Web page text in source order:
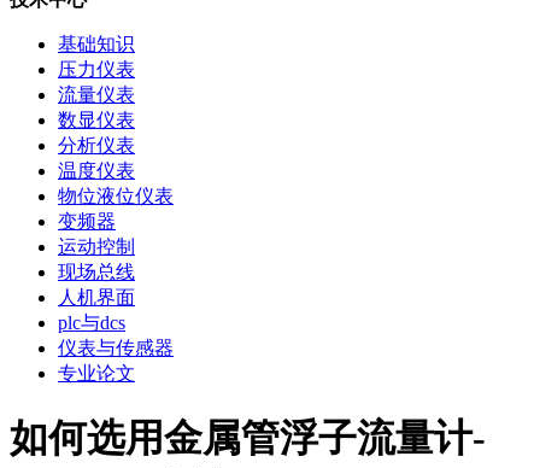
基础知识
压力仪表
流量仪表
数显仪表
分析仪表
温度仪表
物位液位仪表
变频器
运动控制
现场总线
人机界面
plc与dcs
仪表与传感器
专业论文
如何选用金属管浮子流量计-